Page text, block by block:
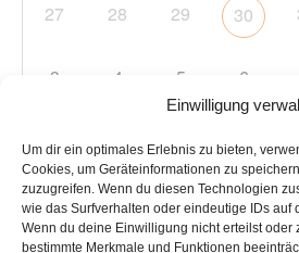
Einwilligung
Um dir ein optimales Erlebnis zu bieten,
Cookies, um Geräteinformationen zu
zuzugreifen. Wenn du diesen Technologien
wie das Surfverhalten oder eindeutige IDs auf
Wenn du deine Einwilligung nicht erteilst oder
bestimmte Merkmale und Funktionen
27 28 29 30
3 4 5 6
10 11 12 13
17 18 19 20